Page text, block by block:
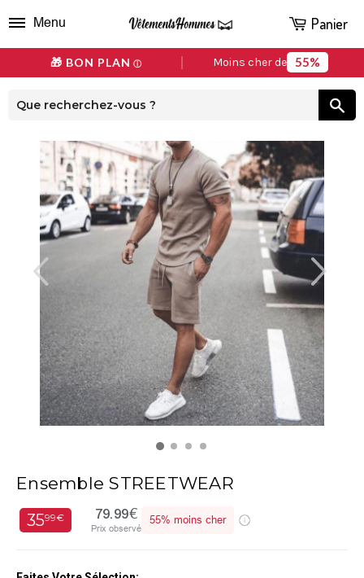
🎁 BON PLAN ⓘ Moins cher de 55%
Menu Panier
Ensemble STREETWEAR
3599€ 79.99€
Prix observé
55% moins cher